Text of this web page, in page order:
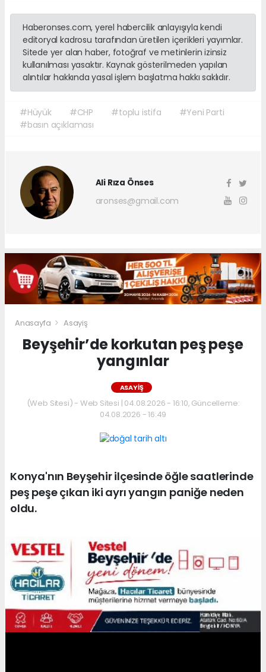
Haberonses.com, yerel habercilik anlayışıyla kendi
editoryal kadrosu tarafından üretilen içerikleri yayımlar.
Sitede yer alan haber, fotoğraf ve metinlerin izinsiz
kullanılması yasaktır. Kaynak gösterilmeden yapılan
alıntılar hakkında yasal işlem başlatma hakkı saklıdır.
#Hüyük #CHP #toplu istifa
#Yeni Parti
#basın açıklaması
Ali Rıza Önses
aronses@gmail.com
Anasayfa Asayiş
Beyşehir’de korkutan peş peşe
yangınlar
ASAYIŞ
(Web Sitesi) - Web Sitesi | 04.08.2026 - 16:10, Güncelleme:
04.08.2026 - 16:49
Konya'nın Beyşehir ilçesinde öğle saatlerinde
peş peşe çıkan iki ayrı yangın paniğe neden
oldu.